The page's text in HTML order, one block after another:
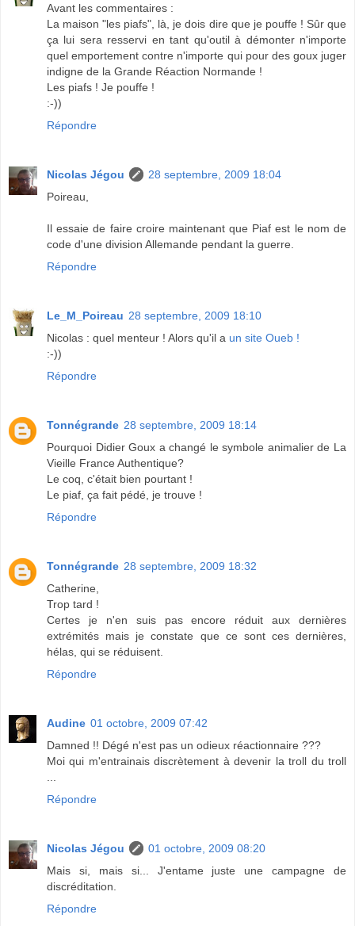
Avant les commentaires :
La maison "les piafs", là, je dois dire que je pouffe ! Sûr que
ça lui sera resservi en tant qu'outil à démonter n'importe
quel emportement contre n'importe qui pour des goux juger
indigne de la Grande Réaction Normande !
Les piafs ! Je pouffe !
:-))
Répondre
Nicolas Jégou
28 septembre, 2009 18:04
Poireau,
Il essaie de faire croire maintenant que Piaf est le nom de
code d'une division Allemande pendant la guerre.
Répondre
Le_M_Poireau 28 septembre, 2009 18:10
Nicolas : quel menteur ! Alors qu'il a un site Oueb !
:-))
Répondre
Tonnégrande 28 septembre, 2009 18:14
Pourquoi Didier Goux a changé le symbole animalier de La
Vieille France Authentique?
Le coq, c'était bien pourtant !
Le piaf, ça fait pédé, je trouve !
Répondre
Tonnégrande 28 septembre, 2009 18:32
Catherine,
Trop tard !
Certes je n'en suis pas encore réduit aux dernières
extrémités mais je constate que ce sont ces dernières,
hélas, qui se réduisent.
Répondre
Audine 01 octobre, 2009 07:42
Damned !! Dégé n'est pas un odieux réactionnaire ???
Moi qui m'entrainais discrètement à devenir la troll du troll
Répondre
Nicolas Jégou
01 octobre, 2009 08:20
Mais si, mais si... J'entame juste une campagne de
discréditation.
Répondre